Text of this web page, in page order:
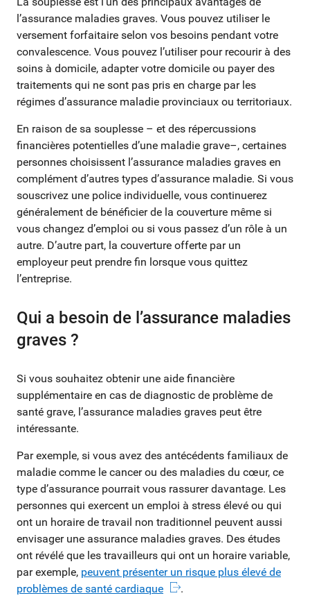
l’assurance maladies graves. Vous pouvez utiliser le
versement forfaitaire selon vos besoins pendant votre
convalescence. Vous pouvez l’utiliser pour recourir à des
soins à domicile, adapter votre domicile ou payer des
traitements qui ne sont pas pris en charge par les
régimes d’assurance maladie provinciaux ou territoriaux.
En raison de sa souplesse – et des répercussions
financières potentielles d’une maladie grave–, certaines
personnes choisissent l’assurance maladies graves en
complément d’autres types d’assurance maladie. Si vous
souscrivez une police individuelle, vous continuerez
généralement de bénéficier de la couverture même si
vous changez d’emploi ou si vous passez d’un rôle à un
autre. D’autre part, la couverture offerte par un
employeur peut prendre fin lorsque vous quittez
l’entreprise.
Qui a besoin de l’assurance maladies
graves ?
Si vous souhaitez obtenir une aide financière
supplémentaire en cas de diagnostic de problème de
santé grave, l’assurance maladies graves peut être
intéressante.
Par exemple, si vous avez des antécédents familiaux de
maladie comme le cancer ou des maladies du cœur, ce
type d’assurance pourrait vous rassurer davantage. Les
personnes qui exercent un emploi à stress élevé ou qui
ont un horaire de travail non traditionnel peuvent aussi
envisager une assurance maladies graves. Des études
ont révélé que les travailleurs qui ont un horaire variable,
par exemple, peuvent présenter un risque plus élevé de
problèmes de santé cardiaque
.